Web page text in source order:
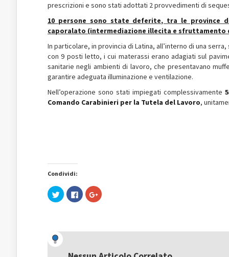
prescrizioni e sono stati adottati 2 provvedimenti di
10 persone sono state deferite, tra le province
caporalato (intermediazione illecita e sfruttamento
In particolare, in provincia di Latina, all’interno di una
con 9 posti letto, i cui materassi erano adagiati sul
sanitarie negli ambienti di lavoro, che presentavano
garantire adeguata illuminazione e ventilazione.
Nell’operazione sono stati impiegati complessivamente
Comando Carabinieri per la Tutela del Lavoro,
Condividi:
Fai
clic
(Si
apre
una
Fai
clic
nuova
Fai
clic
una